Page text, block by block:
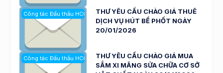
Công tác Đấu thầu HCQT
THƯ YÊU CẦU CHÀO GIÁ THUÊ
DỊCH VỤ HÚT BỂ PHỐT NGÀY
20/01/2026
Công tác Đấu thầu HCQT
THƯ YÊU CẦU CHÀO GIÁ MUA
SẮM XI MĂNG SỬA CHỮA CƠ SỞ